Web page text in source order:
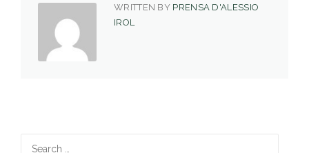
WRITTEN BY PRENSA D'ALESSIO
IROL